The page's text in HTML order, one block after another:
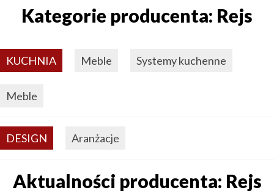
Kategorie producenta: Rejs
KUCHNIA Meble Systemy kuchenne
Meble
DESIGN Aranżacje
Aktualności producenta: Rejs